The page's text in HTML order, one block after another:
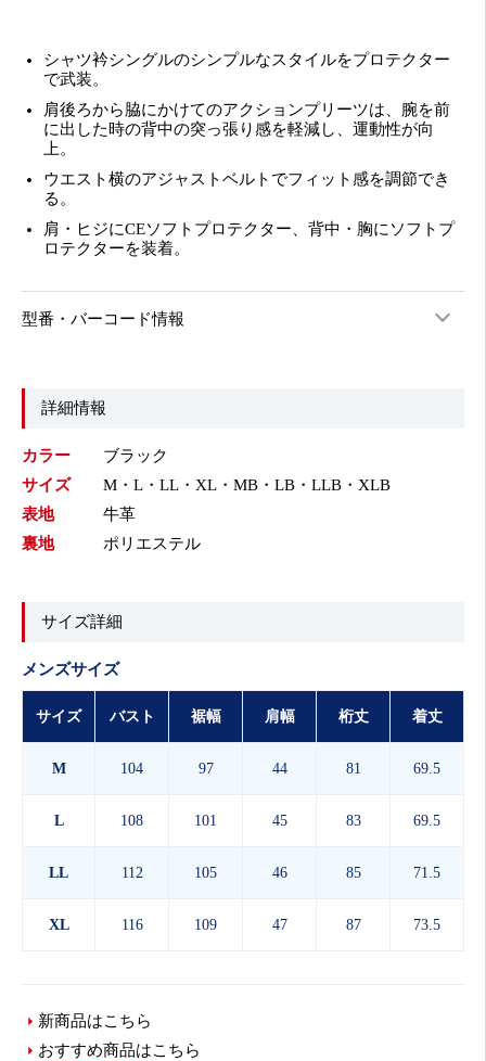
シャツ衿シングルのシンプルなスタイルをプロテクター
で武装。
肩後ろから脇にかけてのアクションプリーツは、腕を前
に出した時の背中の突っ張り感を軽減し、運動性が向
上。
ウエスト横のアジャストベルトでフィット感を調節でき
る。
肩・ヒジにCEソフトプロテクター、背中・胸にソフトプ
ロテクターを装着。
型番・バーコード情報
詳細情報
カラー
ブラック
サイズ
M・L・LL・XL・MB・LB・LLB・XLB
表地
牛革
裏地
ポリエステル
サイズ詳細
メンズサイズ
サイズ バスト 裾幅 肩幅 桁丈 着丈
M 104 97 44 81 69.5
L 108 101 45 83 69.5
LL 112 105 46 85 71.5
XL 116 109 47 87 73.5
新商品はこちら
おすすめ商品はこちら